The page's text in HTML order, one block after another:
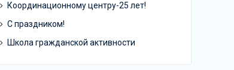
Координационному центру-25 лет!
С праздником!
Школа гражданской активности